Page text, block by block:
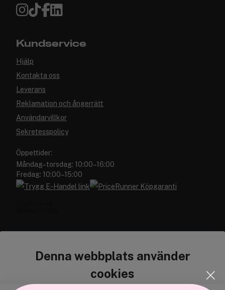
Denna webbplats använder
cookies
Kundservice
Hjälp
Kontakta oss
Leverans
Reklamation och ångerrätt
Användarvillkor
Sekretesspolicy
Öppettider:
Måndag–torsdag: 10:00–16:00
Fredag: 10:00–15:00
Cocopanda.se